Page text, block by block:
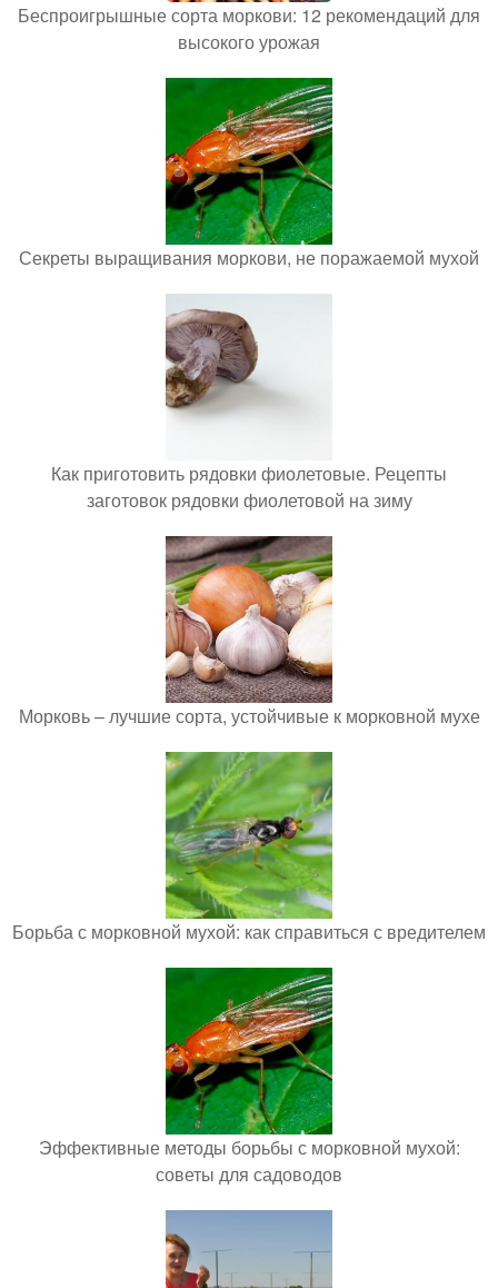
Беспроигрышные сорта моркови: 12 рекомендаций для
высокого урожая
Секреты выращивания моркови, не поражаемой мухой
Как приготовить рядовки фиолетовые. Рецепты
заготовок рядовки фиолетовой на зиму
Морковь – лучшие сорта, устойчивые к морковной мухе
Борьба с морковной мухой: как справиться с вредителем
Эффективные методы борьбы с морковной мухой:
советы для садоводов